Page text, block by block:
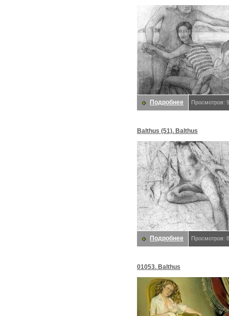
Подробнее Просмотров:
Balthus (51). Balthus
Подробнее Просмотров:
01053. Balthus